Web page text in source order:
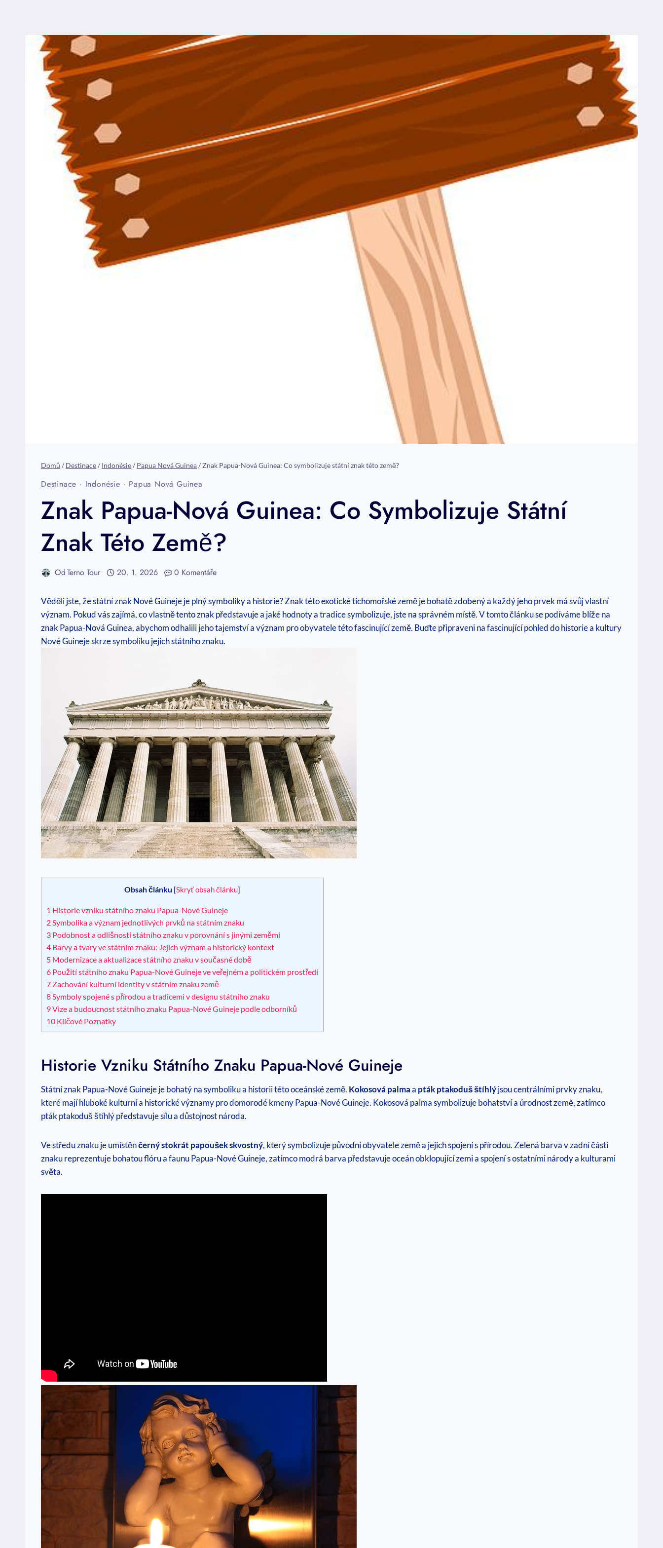
Domů / Destinace/ Indonésie/ Papua Nová Guinea/ Znak Papua-Nová Guinea: Co symbolizuje státní znak této země?
Destinace · Indonésie · Papua Nová Guinea
Znak Papua-Nová Guinea: Co Symbolizuje Státní
Znak Této Země?
OdTerno Tour 20. 1. 2026 0 Komentáře
Věděli jste, ⁢že státní znak Nové ⁢Guineje je plný ‌symboliky a ‌historie? Znak této ‌exotické tichomořské země je bohatě zdobený a ⁤každý jeho ⁤prvek má svůj⁤ vlastní
‍význam. Pokud vás⁣ zajímá, co vlastně tento ‍znak představuje a jaké hodnoty‍ a tradice symbolizuje, jste na správném ⁣místě. V tomto článku se ⁤podíváme ‌blíže na
‌znak Papua-Nová Guinea, abychom odhalili ‍jeho tajemství a význam ⁢pro obyvatele této fascinující ​země. Buďte ⁤připraveni na fascinující pohled ​do historie a kultury
Nové Guineje skrze ‍symboliku jejich státního znaku.
Obsah článku [Skryť obsah článku]
1 Historie vzniku státního⁢ znaku Papua-Nové Guineje
2 Symbolika a​ význam jednotlivých prvků na státním znaku
3 Podobnost a odlišnosti státního znaku v porovnání s jinými zeměmi
4 Barvy ‌a​ tvary ve státním znaku: Jejich význam a ⁣historický kontext
5 Modernizace a ⁣aktualizace ‌státního znaku v současné době
6 Použití státního znaku Papua-Nové Guineje ve veřejném ⁣a politickém prostředí
7 Zachování ⁣kulturní identity⁢ v⁤ státním znaku ⁣země
8 Symboly spojené s přírodou‍ a tradicemi ⁤v designu státního znaku
9Vize ⁤a budoucnost státního znaku Papua-Nové Guineje podle odborníků
10 Klíčové ‍Poznatky
Historie Vzniku Státního⁢ Znaku Papua-Nové Guineje
Státní⁣ znak ‌Papua-Nové Guineje je bohatý‌ na symboliku a historii této oceánské země.‌ Kokosová palmaa pták ptakoduš⁣ štíhlýjsou centrálními prvky znaku,
které mají hluboké kulturní a historické⁣ významy pro domorodé kmeny Papua-Nové Guineje. Kokosová palma symbolizuje bohatství a úrodnost⁢ země, zatímco
⁢pták ptakoduš štíhlý představuje sílu a důstojnost národa.
Ve středu znaku je umístěnčerný stokrát​ papoušek​ skvostný, který ⁢symbolizuje původní obyvatele země a⁣ jejich spojení s⁣ přírodou. Zelená barva‍ v zadní ⁤části
znaku reprezentuje bohatou ⁣flóru a ⁢faunu Papua-Nové ⁢Guineje, zatímco modrá barva představuje oceán obklopující‍ zemi a spojení‌ s ostatními⁢ národy a kulturami
světa.